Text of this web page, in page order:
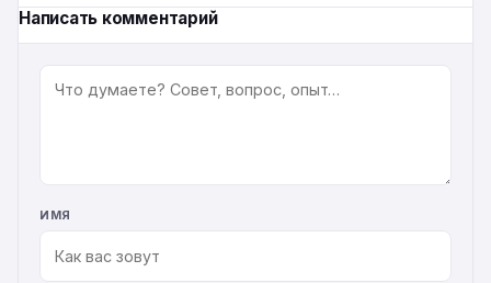
Написать комментарий
КОММЕНТАРИЙ
ИМЯ